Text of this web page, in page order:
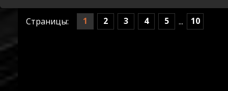
Страницы: 1 2 3 4 5 ... 10